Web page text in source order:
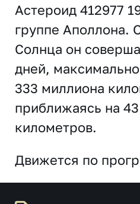
Астероид 412977
группе Аполлона.
Солнца он
дней,
333 миллиона
приближаясь на
километров.
Движется по